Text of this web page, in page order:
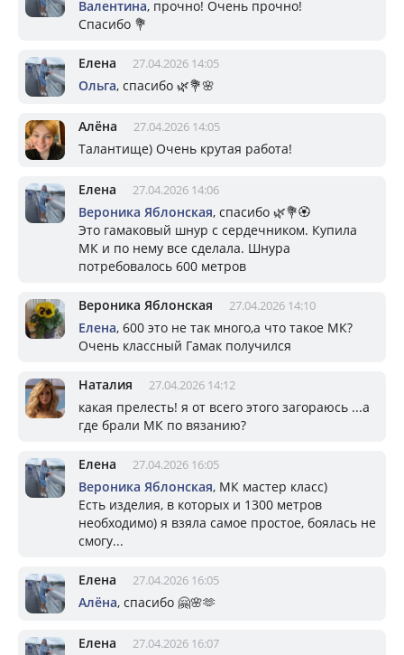
Валентина, прочно! Очень прочно!
Спасибо 💐
Елена 27.04.2026 14:05
Ольга, спасибо 🌿💐🌸
Алёна 27.04.2026 14:05
Талантище) Очень крутая работа!
Елена 27.04.2026 14:06
Вероника Яблонская, спасибо 🌿💐🏵️
Это гамаковый шнур с сердечником. Купила
МК и по нему все сделала. Шнура
потребовалось 600 метров
Вероника Яблонская 27.04.2026 14:10
Елена, 600 это не так много,а что такое МК?
Очень классный Гамак получился
Наталия 27.04.2026 14:12
какая прелесть! я от всего этого загораюсь ...а
где брали МК по вязанию?
Елена 27.04.2026 16:05
Вероника Яблонская, МК мастер класс)
Есть изделия, в которых и 1300 метров
необходимо) я взяла самое простое, боялась не
смогу...
Елена 27.04.2026 16:05
Алёна, спасибо 🤗🌸🫶
Елена 27.04.2026 16:07